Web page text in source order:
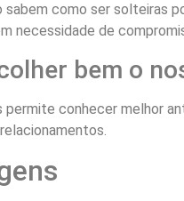
sabem como ser solteiras
necessidade de
bem o
permite conhecer melhor